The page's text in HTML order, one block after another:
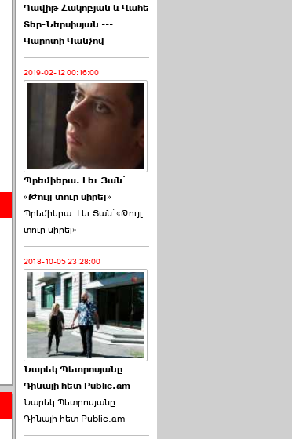
Դավիթ Հակոբյան և Վահե
Տեր-Ներսիսյան ---
Կարոտի Կանչով
2019-02-12 00:16:00
Պրեմիերա. Լեւ Յան՝
«Թույլ տուր սիրել»
Պրեմիերա. Լեւ Յան՝ «Թույլ
տուր սիրել»
2018-10-05 23:28:00
Նարեկ Պետրոսյանը
Դինայի հետ Public.am
Նարեկ Պետրոսյանը
Դինայի հետ Public.am